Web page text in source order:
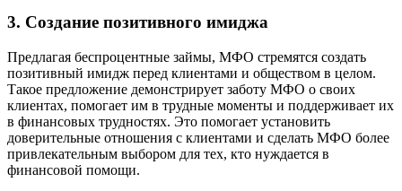
3. Создание позитивного имиджа
Предлагая беспроцентные займы, МФО стремятся создать
позитивный имидж перед клиентами и обществом в целом.
Такое предложение демонстрирует заботу МФО о своих
клиентах, помогает им в трудные моменты и поддерживает их
в финансовых трудностях. Это помогает установить
доверительные отношения с клиентами и сделать МФО более
привлекательным выбором для тех, кто нуждается в
финансовой помощи.